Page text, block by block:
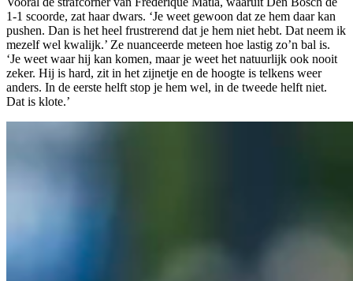
1-1 scoorde, zat haar dwars. ‘Je weet gewoon dat ze hem daar kan
pushen. Dan is het heel frustrerend dat je hem niet hebt. Dat neem ik
mezelf wel kwalijk.’ Ze nuanceerde meteen hoe lastig zo’n bal is.
‘Je weet waar hij kan komen, maar je weet het natuurlijk ook nooit
zeker. Hij is hard, zit in het zijnetje en de hoogte is telkens weer
anders. In de eerste helft stop je hem wel, in de tweede helft niet.
Dat is klote.’